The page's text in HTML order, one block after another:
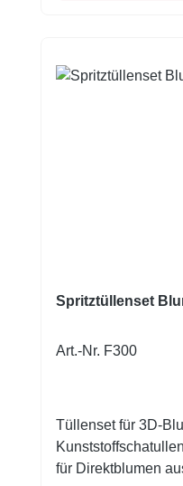
glutenfrei
Spritztüllenset
Art.-Nr. F300
Tüllenset für 3D-Blumen
für Direktblumen